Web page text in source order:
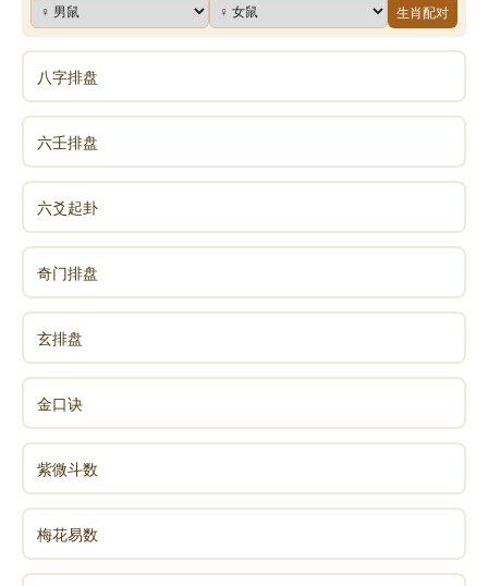
生肖配对
八字排盘
六壬排盘
六爻起卦
奇门排盘
玄排盘
金口诀
紫微斗数
梅花易数